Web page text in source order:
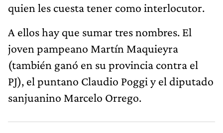
quien les cuesta tener como interlocutor.
A ellos hay que sumar tres nombres. El
joven pampeano Martín Maquieyra
(también ganó en su provincia contra el
PJ), el puntano Claudio Poggi y el diputado
sanjuanino Marcelo Orrego.